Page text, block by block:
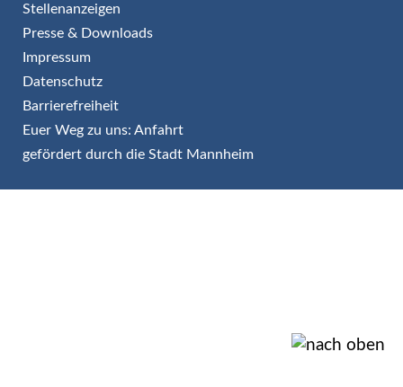
Stellenanzeigen
Presse & Downloads
Impressum
Datenschutz
Barrierefreiheit
Euer Weg zu uns: Anfahrt
gefördert durch die Stadt Mannheim